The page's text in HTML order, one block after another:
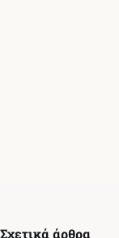
Σχετικά άρθρα